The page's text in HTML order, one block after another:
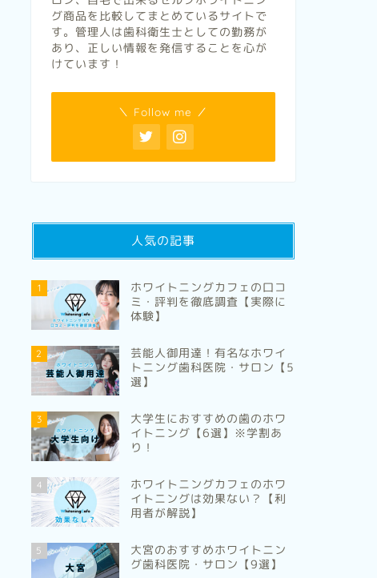
グ商品を比較してまとめているサイトで
す。管理人は歯科衛生士としての勤務が
あり、正しい情報を発信することを心が
けています！
＼ Follow me ／
人気の記事
1
ホワイトニングカフェの口コ
ミ・評判を徹底調査【実際に
体験】
2
芸能人御用達！有名なホワイ
トニング歯科医院・サロン【5
選】
3
大学生におすすめの歯のホワ
イトニング【6選】※学割あ
り！
4
ホワイトニングカフェのホワ
イトニングは効果ない？【利
用者が解説】
5
大宮のおすすめホワイトニン
グ歯科医院・サロン【9選】